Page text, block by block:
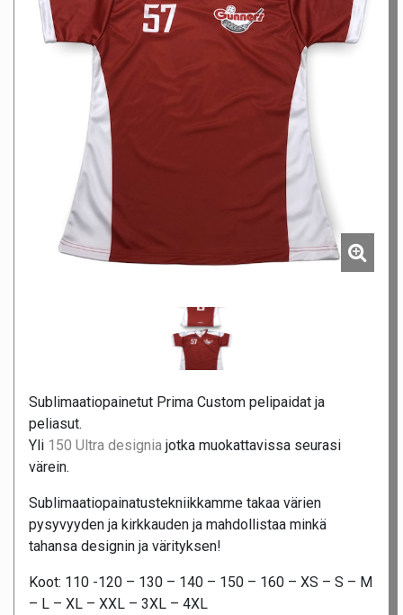
Sublimaatiopainetut Prima Custom pelipaidat ja
peliasut.
Yli 150 Ultra designia jotka muokattavissa seurasi
värein.
Sublimaatiopainatustekniikkamme takaa värien
pysyvyyden ja kirkkauden ja mahdollistaa minkä
tahansa designin ja värityksen!
Koot: 110 -120 – 130 – 140 – 150 – 160 – XS – S – M
– L – XL – XXL – 3XL – 4XL